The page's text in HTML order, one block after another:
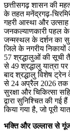
छत्तीसगढ़ शासन की
के तहत मनेंद्रगढ़-
गहरी आस्था और
जनकल्याणकारी पहल के
जन्मस्थल के दर्शन का
जिले के नगरीय निकायों
57 श्रद्धालुओं की सूची
से 49 श्रद्धालु यात्रा
बाद श्रद्धालु विशेष
से 24 अप्रैल 2026 तक
सुरक्षा और चिकित्सा
द्वारा सुनिश्चित की गई
किया गया है, जो पूरी
भक्ति और उल्लास से